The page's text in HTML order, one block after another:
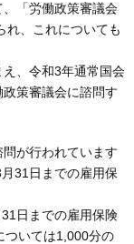
「労働政策審議会
れ、これについても
、令和3年通常国会
策審議会に諮問す
が行われています
31日までの雇用保
日までの雇用保険
ついては1,000分の